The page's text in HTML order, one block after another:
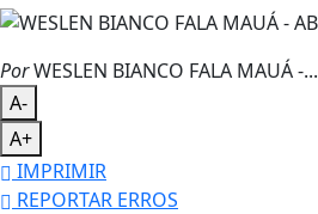
PorWESLEN BIANCO FALA MAUÁ -...
A-
A+
IMPRIMIR
REPORTAR ERROS